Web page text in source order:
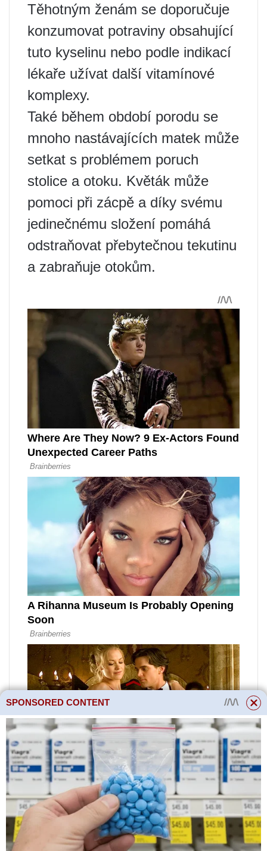
Těhotným ženám se doporučuje
konzumovat potraviny obsahující
tuto kyselinu nebo podle indikací
lékaře užívat další vitamínové
komplexy.
Také během období porodu se
mnoho nastávajících matek může
setkat s problémem poruch
stolice a otoku. Květák může
pomoci při zácpě a díky svému
jedinečnému složení pomáhá
odstraňovat přebytečnou tekutinu
a zabraňuje otokům.
SPONSORED CONTENT